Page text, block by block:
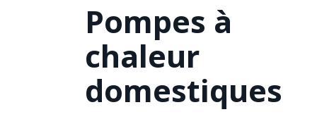
Pompes à
chaleur
domestiques